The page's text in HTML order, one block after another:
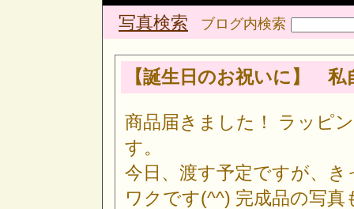
写真検索 ブログ内検索
【誕生日のお祝いに】
商品届きました！ ラッピ
す。
今日、渡す予定ですが、
ワクです(^^) 完成品の写